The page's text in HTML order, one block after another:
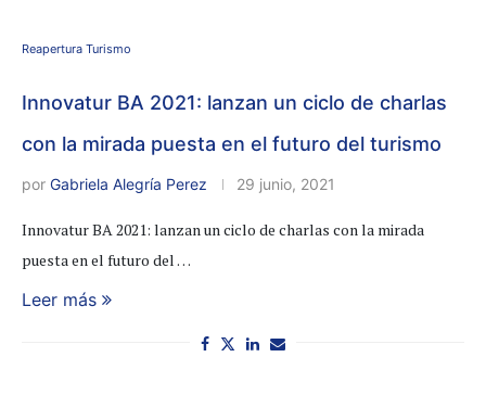
Reapertura Turismo
Innovatur BA 2021: lanzan un ciclo de charlas
con la mirada puesta en el futuro del turismo
por Gabriela Alegría Perez 29 junio, 2021
Innovatur BA 2021: lanzan un ciclo de charlas con la mirada
puesta en el futuro del …
Leer más